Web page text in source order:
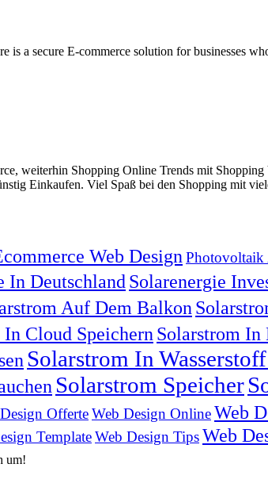
a secure E-commerce solution for businesses
weiterhin Shopping Online Trends mit
Einkaufen. Viel Spaß bei den Shopping mit
Web Design Photovoltaik
In Deutschland Solarenergie
Auf Dem Balkon
Cloud Speichern Solarstrom In
Solarstrom In
Solarstrom Speicher
OfferteWeb Design OnlineWeb
TemplateWeb Design TipsWeb
um!